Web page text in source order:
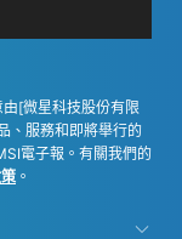
[微星科技股份有限
、服務和即將舉行的
電子報。有關我們的
。